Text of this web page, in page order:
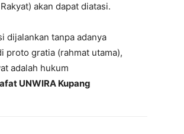
akan dapat diatasi.
dijalankan tanpa adanya
proto gratia (rahmat utama),
adalah hukum
UNWIRA Kupang